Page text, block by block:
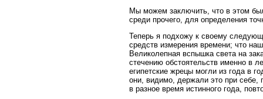
Мы можем заключить, что в этом
среди прочего, для определения
Теперь я подхожу к своему
средств измерения времени; что
Великолепная вспышка света на
стечению обстоятельств именно в
египетские жрецы могли из года в
они, видимо, держали это при себе,
в разное время истинного года,